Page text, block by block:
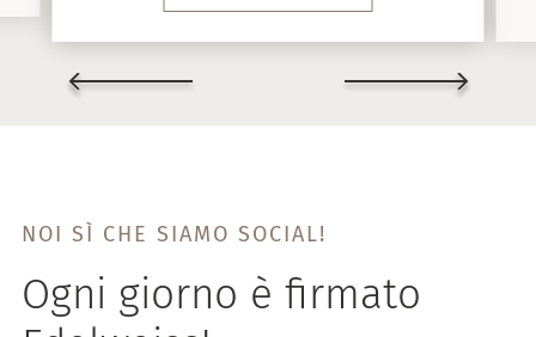
NOI SÌ CHE SIAMO SOCIAL!
Ogni giorno è firmato